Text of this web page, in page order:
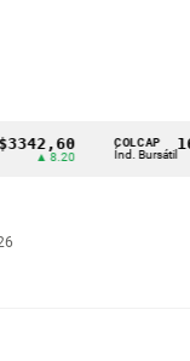
COLCAP
Índ. Bursátil